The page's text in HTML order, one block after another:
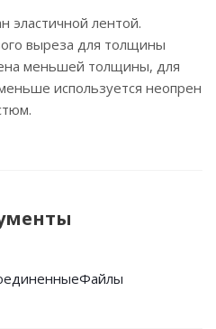
эластичной лентой.
выреза для толщины
меньшей толщины, для
используется неопрен